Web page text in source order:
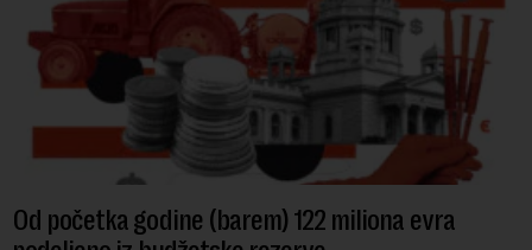
Od početka godine (barem) 122 miliona evra